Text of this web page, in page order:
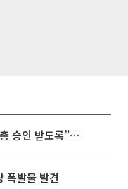
김정관 장관 “반도체 성과급, 주총 승인 받도록”…상법·자본시장법 개정 시사
폭발물 발견